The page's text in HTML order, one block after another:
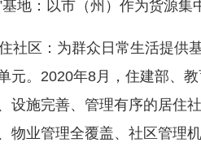
：以市（州）作为货源集
区：为群众日常生活提供
元。2020年8月，住建部、
设施完善、管理有序的居住
物业管理全覆盖、社区管理